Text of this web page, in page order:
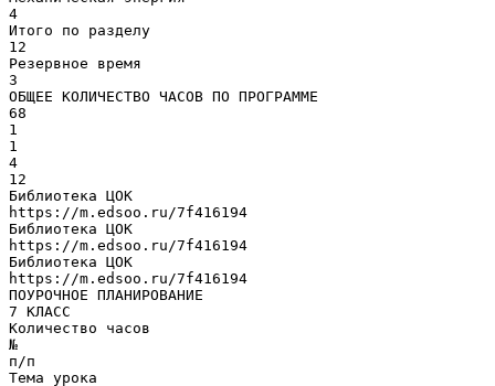
4
Итого по разделу
12
Резервное время
3
ОБЩЕЕ КОЛИЧЕСТВО ЧАСОВ ПО ПРОГРАММЕ
68
1
1
4
12
Библиотека ЦОК
https://m.edsoo.ru/7f416194
Библиотека ЦОК
https://m.edsoo.ru/7f416194
Библиотека ЦОК
https://m.edsoo.ru/7f416194
ПОУРОЧНОЕ ПЛАНИРОВАНИЕ
7 КЛАСС
Количество часов
№
п/п
Тема урока